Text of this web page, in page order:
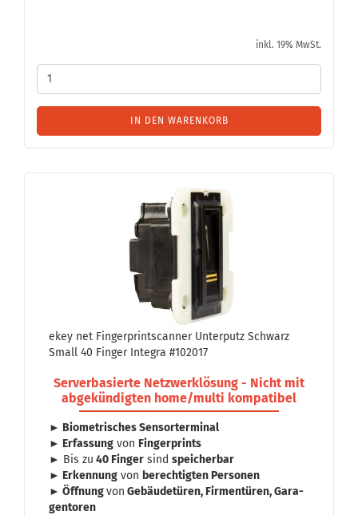
inkl. 19% MwSt.
IN DEN WARENKORB
ekey net Fin­ger­print­scan­ner Un­ter­putz Schwarz
Small 40 Fin­ger In­te­gra #102017
Ser­ver­ba­sier­te Netz­werk­lö­sung - Nicht mit
ab­ge­kün­dig­ten home/multi kom­pa­ti­bel
► Bio­me­tri­sches Sen­sor­ter­mi­nal
► Er­fas­sung von Fin­ger­prints
► Bis zu 40 Fin­ger sind spei­cher­bar
► Er­ken­nung von be­rech­tig­ten Per­so­nen
► Öff­nungvon Ge­bäu­de­tü­ren, Fir­men­tü­ren, Ga­ra­
gen­to­ren